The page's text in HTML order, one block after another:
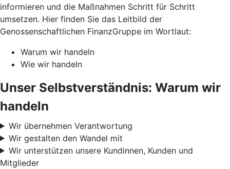
informieren und die Maßnahmen Schritt für Schritt
umsetzen. Hier finden Sie das Leitbild der
Genossenschaftlichen FinanzGruppe im Wortlaut:
Warum wir handeln
Wie wir handeln
Unser Selbstverständnis: Warum wir
handeln
Wir übernehmen Verantwortung
Wir gestalten den Wandel mit
Wir unterstützen unsere Kundinnen, Kunden und
Mitglieder